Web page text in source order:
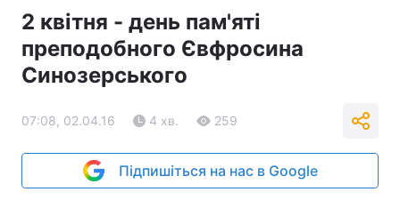
2 квітня - день пам'яті
преподобного Євфросина
Синозерського
07:08, 02.04.16 4 хв. 259
Підпишіться на нас в Google